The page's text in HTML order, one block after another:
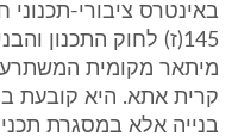
באינטרס ציבורי-
מיתאר מקומית
בנייה אלא במסגרת